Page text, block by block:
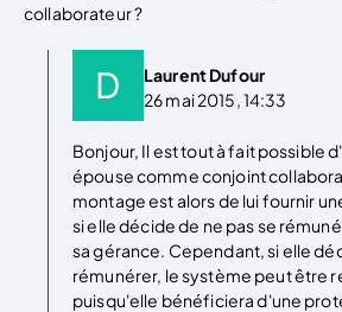
collaborateur ?
Laurent Dufour
26 mai 2015, 14:33
Bonjour, Il est tout à fait possible
épouse comme conjoint
montage est alors de lui fournir
si elle décide de ne pas se
sa gérance. Cependant, si elle
rémunérer, le système peut être
puisqu'elle bénéficiera d'une